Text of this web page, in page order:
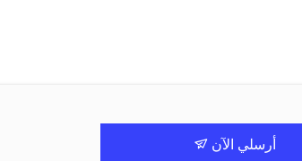
أرسلي الآن